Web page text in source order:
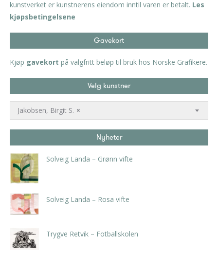
kunstverket er kunstnerens eiendom inntil varen er betalt. Les
kjøpsbetingelsene
Gavekort
Kjøp gavekort på valgfritt beløp til bruk hos Norske Grafikere.
Velg kunstner
×
Jakobsen, Birgit S.
Nyheter
Solveig Landa – Grønn vifte
Solveig Landa – Rosa vifte
Trygve Retvik – Fotballskolen